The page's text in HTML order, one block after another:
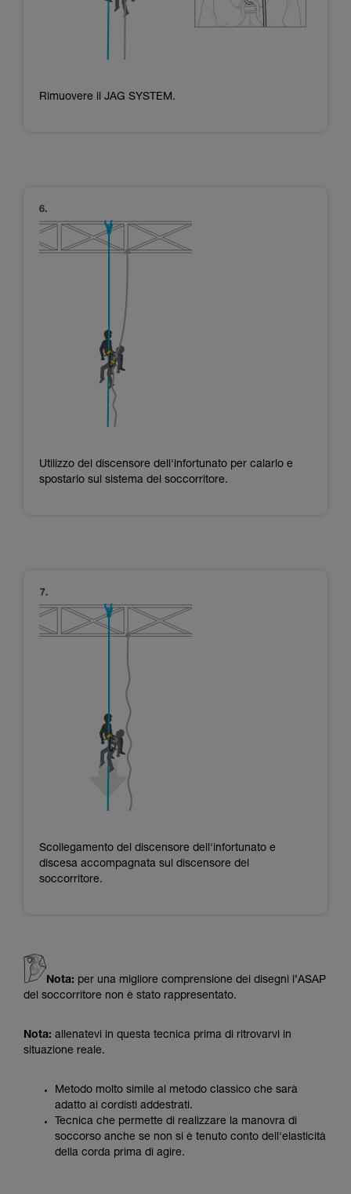
Rimuovere il JAG SYSTEM.
Utilizzo del discensore dell'infortunato per calarlo e
spostarlo sul sistema del soccorritore.
Scollegamento del discensore dell'infortunato e
discesa accompagnata sul discensore del
soccorritore.
Nota: per una migliore comprensione dei disegni l’ASAP
del soccorritore non è stato rappresentato.
Nota: allenatevi in questa tecnica prima di ritrovarvi in
situazione reale.
Metodo molto simile al metodo classico che sarà
adatto ai cordisti addestrati.
Tecnica che permette di realizzare la manovra di
soccorso anche se non si è tenuto conto dell'elasticità
della corda prima di agire.